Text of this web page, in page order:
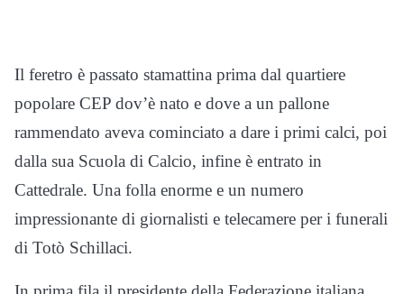
Il feretro è passato stamattina prima dal quartiere
popolare CEP dov’è nato e dove a un pallone
rammendato aveva cominciato a dare i primi calci, poi
dalla sua Scuola di Calcio, infine è entrato in
Cattedrale. Una folla enorme e un numero
impressionante di giornalisti e telecamere per i funerali
di Totò Schillaci.